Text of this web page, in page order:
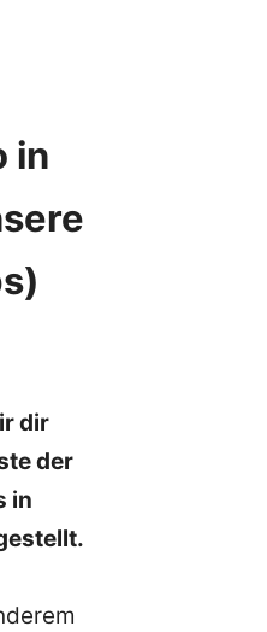
in
dir
der
in